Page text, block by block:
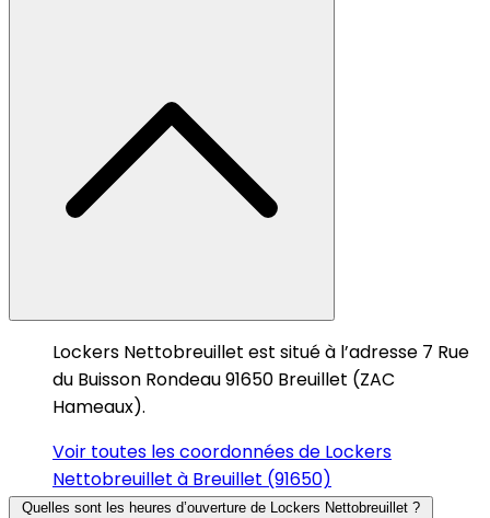
Lockers Nettobreuillet est situé à l’adresse 7 Rue
du Buisson Rondeau 91650 Breuillet (ZAC
Hameaux).
Voir toutes les coordonnées de Lockers
Nettobreuillet à Breuillet (91650)
Quelles sont les heures d’ouverture de Lockers Nettobreuillet ?